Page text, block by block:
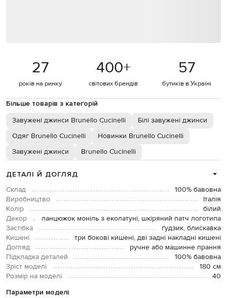
27
років на ринку
400+
світових брендів
57
бутиків в Україні
Більше товарів з категорій
Завужені джинси Brunello Cucinelli
Білі завужені джинси
Одяг Brunello Cucinelli
Новинки Brunello Cucinelli
Завужені джинси
Brunello Cucinelli
ДЕТАЛІ Й ДОГЛЯД
Склад
100% бавовна
Виробництво
Італія
Колір
білий
Декор
ланцюжок моніль з еколатуні, шкіряний патч логотипа
Застібка
ґудзик, блискавка
Кишені
три бокові кишені, дві задні накладні кишені
Догляд
ручне або машинне прання
Підкладка деталей
100% бавовна
Зріст моделі
180 см
Розмір на моделі
40
Параметри моделі